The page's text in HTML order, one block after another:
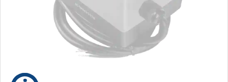
Ventil aber im Falle eines Stromausfalls in den
Ursprungszustand zurückschalten. Dafür haben wir
eine eigenes Zusatzmodul entwickelt, das dafür sorgt,
dass der Kugelhahn im Falle eines Stromausfalls in
eine definierte Position zurückfährt.